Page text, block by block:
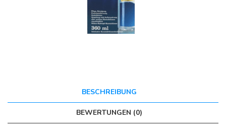
BESCHREIBUNG
BEWERTUNGEN (0)